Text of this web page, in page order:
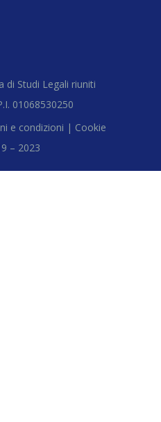
di Studi Legali riuniti
01068530250
e condizioni | Cookie
– 2023